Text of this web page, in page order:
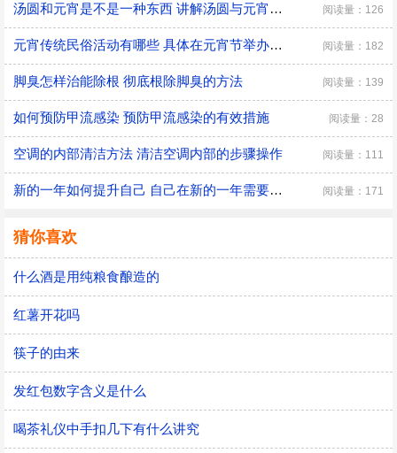
汤圆和元宵是不是一种东西 讲解汤圆与元宵的区别 阅读量：126
元宵传统民俗活动有哪些 具体在元宵节举办的传统民俗活动 阅读量：182
脚臭怎样治能除根 彻底根除脚臭的方法 阅读量：139
如何预防甲流感染 预防甲流感染的有效措施 阅读量：28
空调的内部清洁方法 清洁空调内部的步骤操作 阅读量：111
新的一年如何提升自己 自己在新的一年需要改变的三大方面 阅读量：171
猜你喜欢
什么酒是用纯粮食酿造的
红薯开花吗
筷子的由来
发红包数字含义是什么
喝茶礼仪中手扣几下有什么讲究